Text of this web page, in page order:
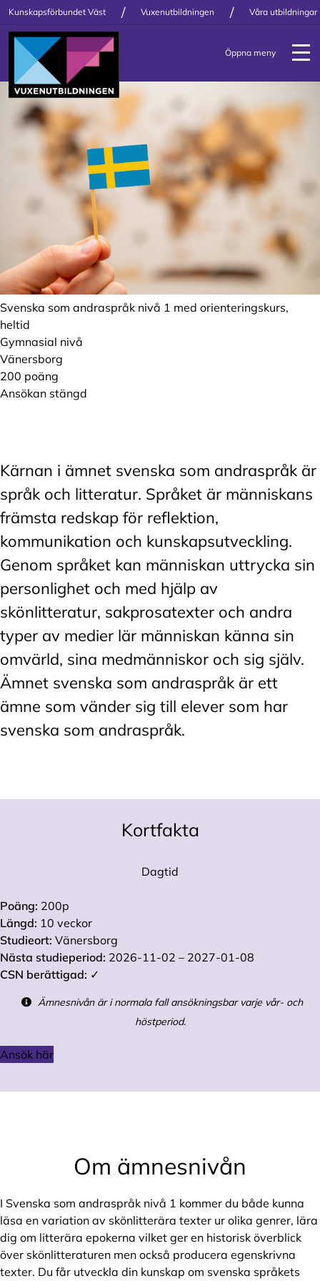
Kunskapsförbundet Väst / Vuxenutbildningen / Våra utbildningar
Öppna meny
Svenska som andraspråk nivå 1 med orienteringskurs,
heltid
Gymnasial nivå
Vänersborg
200 poäng
Ansökan stängd
Kärnan i ämnet svenska som andraspråk är
språk och litteratur. Språket är människans
främsta redskap för reflektion,
kommunikation och kunskapsutveckling.
Genom språket kan människan uttrycka sin
personlighet och med hjälp av
skönlitteratur, sakprosatexter och andra
typer av medier lär människan känna sin
omvärld, sina medmänniskor och sig själv.
Ämnet svenska som andraspråk är ett
ämne som vänder sig till elever som har
svenska som andraspråk.
Kortfakta
Dagtid
Poäng: 200p
Längd: 10 veckor
Studieort: Vänersborg
Nästa studieperiod: 2026-11-02 – 2027-01-08
CSN berättigad: ✓
Ämnesnivån är i normala fall ansökningsbar varje vår- och
höstperiod.
Ansök här
Om ämnesnivån
I Svenska som andraspråk nivå 1 kommer du både kunna
läsa en variation av skönlitterära texter ur olika genrer, lära
dig om litterära epokerna vilket ger en historisk överblick
över skönlitteraturen men också producera egenskrivna
texter. Du får utveckla din kunskap om svenska språkets